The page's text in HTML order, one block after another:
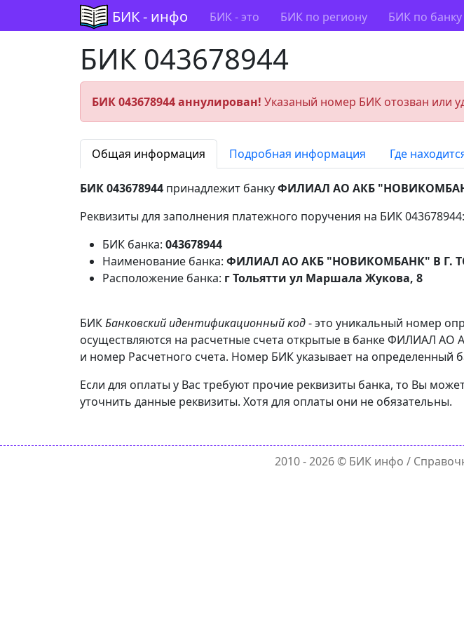
БИК - инфо БИК - это БИК по региону БИК по банку
БИК 043678944
БИК 043678944 аннулирован! Указаный номер БИК отозван или
Общая информация Подробная информация Где
БИК 043678944 принадлежит банкуФИЛИАЛ АО АКБ
Реквизиты для заполнения платежного поручения на БИК 043678944:
БИК банка: 043678944
Наименование банка: ФИЛИАЛ АО АКБ "НОВИКОМБАНК" В Г.
Расположение банка: г Тольятти ул Маршала Жукова, 8
БИКБанковский идентификационный код- это уникальный номер
осуществляются на расчетные счета открытые в банке ФИЛИАЛ
и номер Расчетного счета. Номер БИК указывает на определенный
Если для оплаты у Вас требуют прочие реквизиты банка, то Вы
уточнить данные реквизиты. Хотя для оплаты они не обязательны.
2010 - 2026 © БИК инфо /